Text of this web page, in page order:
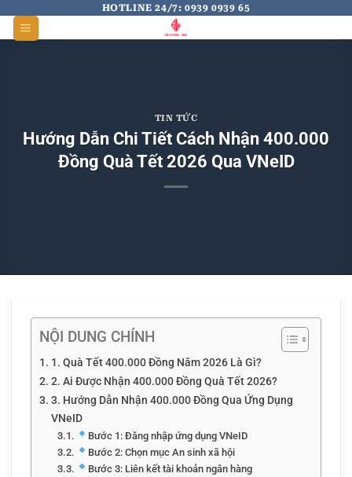
HOTLINE 24/7: 0939 0939 65
TIN TỨC
Hướng Dẫn Chi Tiết Cách Nhận 400.000
Đồng Quà Tết 2026 Qua VNeID
NỘI DUNG CHÍNH
1. Quà Tết 400.000 Đồng Năm 2026 Là Gì?
2. Ai Được Nhận 400.000 Đồng Quà Tết 2026?
3. Hướng Dẫn Nhận 400.000 Đồng Qua Ứng Dụng
VNeID
Bước 1: Đăng nhập ứng dụng VNeID
Bước 2: Chọn mục An sinh xã hội
Bước 3: Liên kết tài khoản ngân hàng